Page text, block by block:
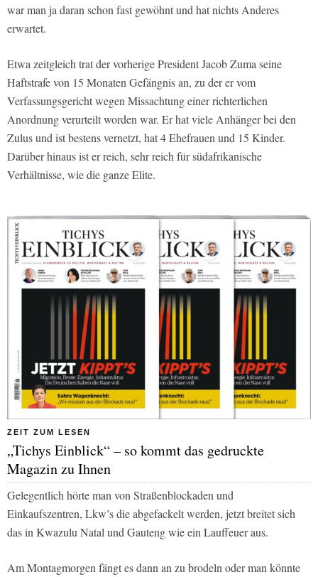
war man ja daran schon fast gewöhnt und hat nichts Anderes
erwartet.
Etwa zeitgleich trat der vorherige President Jacob Zuma seine
Haftstrafe von 15 Monaten Gefängnis an, zu der er vom
Verfassungsgericht wegen Missachtung einer richterlichen
Anordnung verurteilt worden war. Er hat viele Anhänger bei den
Zulus und ist bestens vernetzt, hat 4 Ehefrauen und 15 Kinder.
Darüber hinaus ist er reich, sehr reich für südafrikanische
Verhältnisse, wie die ganze Elite.
ZEIT ZUM LESEN
„Tichys Einblick“ – so kommt das gedruckte
Magazin zu Ihnen
Gelegentlich hörte man von Straßenblockaden und
Einkaufszentren, Lkw’s die abgefackelt werden, jetzt breitet sich
das in Kwazulu Natal und Gauteng wie ein Lauffeuer aus.
Am Montagmorgen fängt es dann an zu brodeln oder man könnte